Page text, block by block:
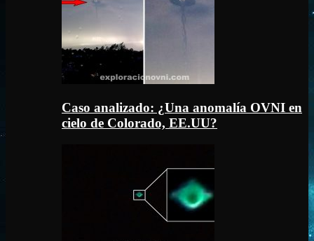
Caso analizado: ¿Una anomalía OVNI en
cielo de Colorado, EE.UU?